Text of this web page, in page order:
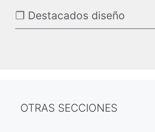
❐ Destacados diseño
OTRAS SECCIONES